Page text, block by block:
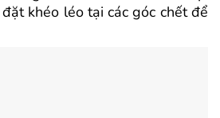
khéo léo tại các góc chết để